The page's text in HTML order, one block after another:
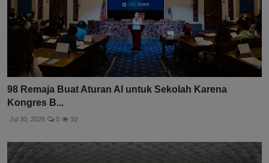
98 Remaja Buat Aturan AI untuk Sekolah Karena
Kongres B...
Jul 30, 2026 0 10